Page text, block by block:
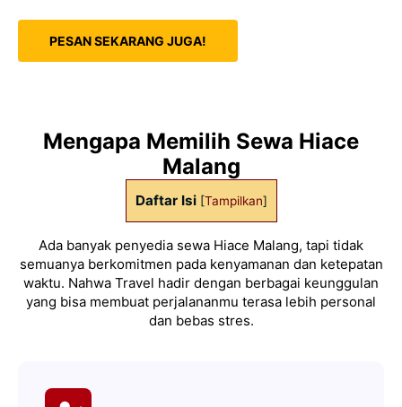
PESAN SEKARANG JUGA!
Mengapa Memilih Sewa Hiace
Malang
Daftar Isi [Tampilkan]
Ada banyak penyedia sewa Hiace Malang, tapi tidak
semuanya berkomitmen pada kenyamanan dan ketepatan
waktu. Nahwa Travel hadir dengan berbagai keunggulan
yang bisa membuat perjalananmu terasa lebih personal
dan bebas stres.